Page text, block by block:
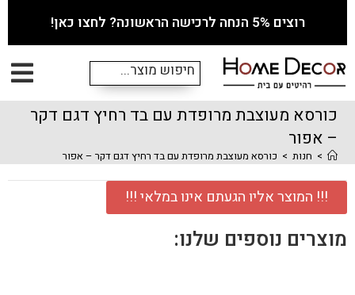
רוצים 5% הנחה לרכישה הראשונה? לחצו כאן!
כורסא מעוצבת מרופדת עם בד רחיץ דגם דקר
– אפור
> חנות > כורסא מעוצבת מרופדת עם בד רחיץ דגם דקר – אפור
!!! המוצר אליו הגעתם אינו במלאי !!!
מוצרים נוספים שלנו: